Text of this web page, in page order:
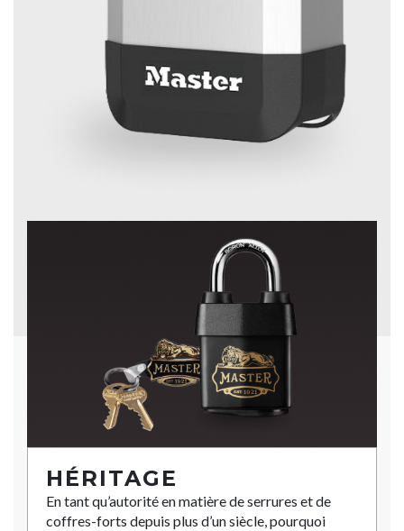
HÉRITAGE
En tant qu’autorité en matière de serrures et de
coffres-forts depuis plus d’un siècle, pourquoi